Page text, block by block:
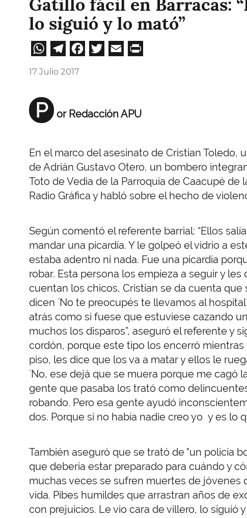
Gatillo fácil en Barracas:
lo siguió y lo mató”
WhatsApp
Telegram
Facebook
Twitter
Email
17 Julio 2017
P or Redacción APU
En el marco del asesinato de Cristian Toledo,
de Adrián Gustavo Otero, un bombero
Toto de Vedia de la Parroquia de Caacupé de
Radio Gráfica y habló sobre el hecho de
Según comentó el referente barrial: “Ellos
mandar una picardía. Y le golpeó el vidrio a
estaba adentro ni nada. Fue una picardía
robar. Esta persona los empieza a seguir y
cuentan los chicos, Cristian se da cuenta
dicen `No te preocupés te llevamos al
atrás como si fuese que estuviese cazando
muchos los disparos”, aseguró el referente y
cordón, porque este tipo los encerró
piso, les dice que los va a matar y ellos le
`No, ese dejá que se muera porque me cagó
gente que pasaba los trató como
robando. Pero esa gente ayudó
dos. Porque si no había nadie creo yo y es lo
También aseguró que se trató de "un policía
que debería estar preparado para cuándo y
muchas veces se sufren muertes de jóvenes
vida. Pibes humildes que arrastran años de
con prejuicios. Le vio cara de villero, lo siguió y